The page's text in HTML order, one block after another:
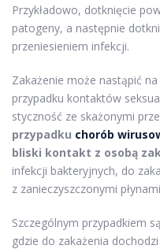
Przykładowo, dotknięcie
patogeny, a następnie
przeniesieniem infekcji.
Zakażenie może nastąpić
przypadku kontaktów
styczność ze skażonymi
przypadku chorób
bliski kontakt z osobą
infekcji bakteryjnych, do
z zanieczyszczonymi
Szczególnym przypadkiem są
gdzie do zakażenia